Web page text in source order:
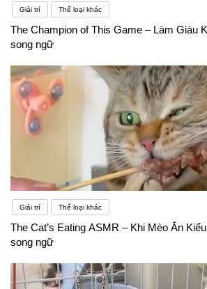
Giải trí Thể loại khác
The Champion of This Game – Làm Giàu
song ngữ
Giải trí Thể loại khác
The Cat’s Eating ASMR – Khi Mèo Ăn
song ngữ